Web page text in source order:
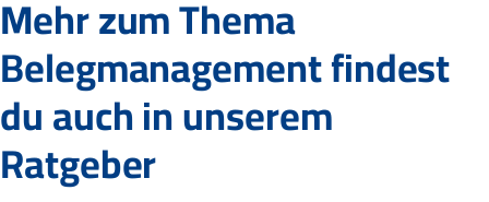
Mehr zum Thema
Belegmanagement findest
du auch in unserem
Ratgeber